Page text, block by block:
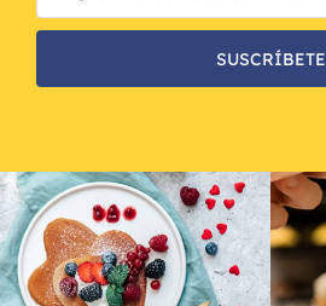
SUSCRÍBETE